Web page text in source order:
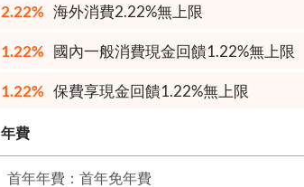
2.22% 海外消費2.22%無上限
1.22% 國內一般消費現金回饋1.22%無上限
1.22% 保費享現金回饋1.22%無上限
年費
首年年費：首年免年費